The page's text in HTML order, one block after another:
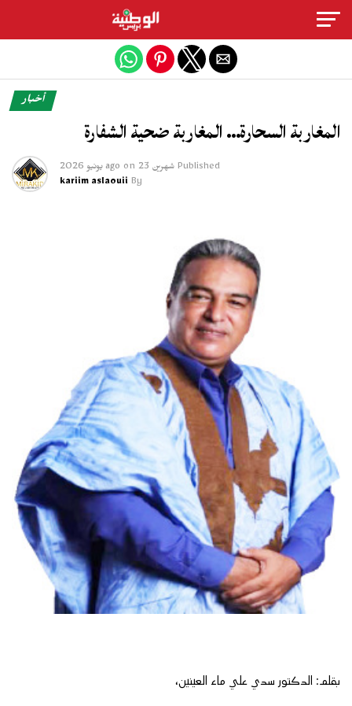
أخبار
المغاربة السحارة… المغاربة ضحية الشفارة
Published شهرين ago on 23 يونيو 2026
By
kariim aslaouii
بقلم: الدكتور سدي علي ماء العينين،
Exit mobile version